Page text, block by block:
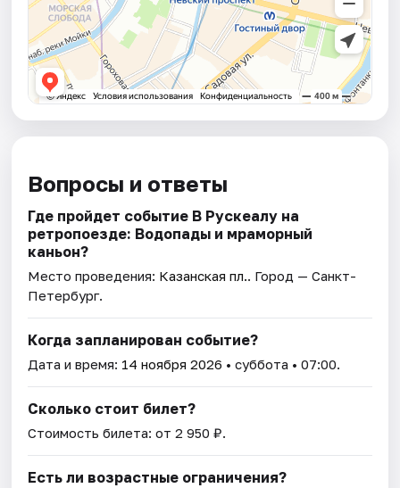
Вопросы и ответы
Где пройдет событие В Рускеалу на
ретропоезде: Водопады и мраморный
каньон?
Место проведения: Казанская пл.. Город — Санкт-
Петербург.
Когда запланирован событие?
Дата и время: 14 ноября 2026 • суббота • 07:00.
Сколько стоит билет?
Стоимость билета: от 2 950 ₽.
Есть ли возрастные ограничения?